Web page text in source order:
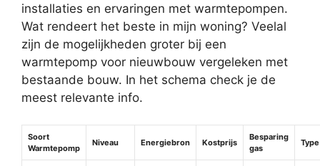
installaties en ervaringen met warmtepompen.
Wat rendeert het beste in mijn woning? Veelal
zijn de mogelijkheden groter bij een
warmtepomp voor nieuwbouw vergeleken met
bestaande bouw. In het schema check je de
meest relevante info.
Soort
Warmtepomp
Niveau Energiebron Kostprijs
Besparing
gas